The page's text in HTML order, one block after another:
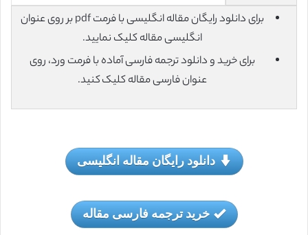
برای دانلود رایگان مقاله انگلیسی با فرمت pdf بر روی عنوان
انگلیسی مقاله کلیک نمایید.
برای خرید و دانلود ترجمه فارسی آماده با فرمت ورد، روی
عنوان فارسی مقاله کلیک کنید.
دانلود رایگان مقاله انگلیسی
خرید ترجمه فارسی مقاله